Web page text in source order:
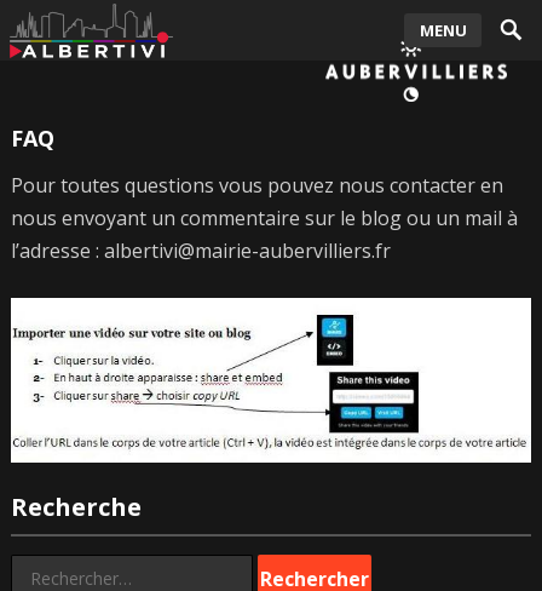
MENU
FAQ
Pour toutes questions vous pouvez nous contacter en
nous envoyant un commentaire sur le blog ou un mail à
l’adresse : albertivi@mairie-aubervilliers.fr
Recherche
Rechercher :